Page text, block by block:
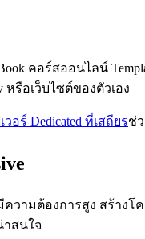
คอร์สออนไลน์
รือเว็บไซต์ของตัวเอง
วอร์ Dedicated ที่เสถียรช่
วามต้องการสูง สร้าง
าสนใจ